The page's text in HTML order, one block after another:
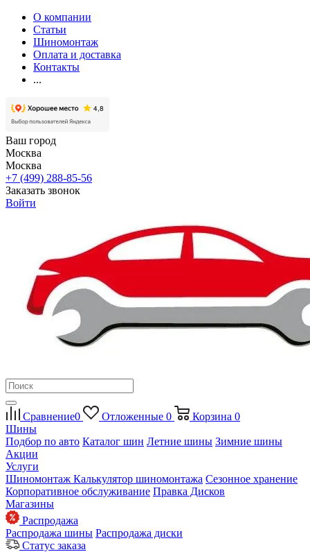
О компании
Статьи
Шиномонтаж
Оплата и доставка
Контакты
...
Ваш город
Москва
Москва
+7 (499) 288-85-56
Заказать звонок
Войти
Сравнение0 Отложенные 0 Корзина 0
Шины
Подбор по авто Каталог шин Летние шины Зимние шины
Акции
Услуги
Шиномонтаж Калькулятор шиномонтажа Сезонное хранение
Корпоративное обслуживание Правка Дисков
Магазины
Распродажа
Распродажа шины Распродажа диски
Статус заказа